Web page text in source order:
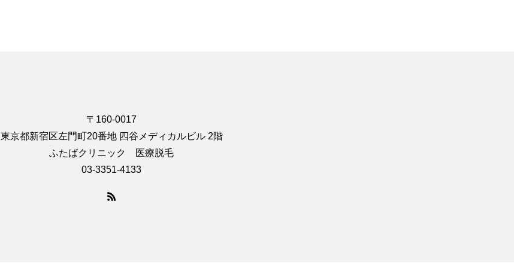
〒160-0017
東京都新宿区左門町20番地 四谷メディカルビル 2階
ふたばクリニック 医療脱毛
03-3351-4133